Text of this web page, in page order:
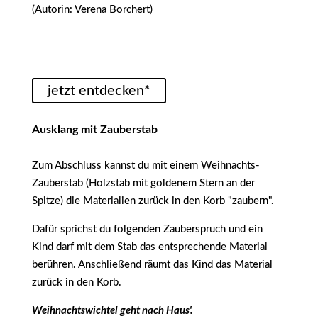
(Autorin: Verena Borchert)
jetzt entdecken*
Ausklang mit Zauberstab
Zum Abschluss kannst du mit einem Weihnachts-
Zauberstab (Holzstab mit goldenem Stern an der
Spitze) die Materialien zurück in den Korb "zaubern".
Dafür sprichst du folgenden Zauberspruch und ein
Kind darf mit dem Stab das entsprechende Material
berühren. Anschließend räumt das Kind das Material
zurück in den Korb.
Weihnachtswichtel geht nach Haus'.